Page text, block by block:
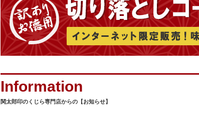
関太郎印のくじら専門店からの【お知らせ】